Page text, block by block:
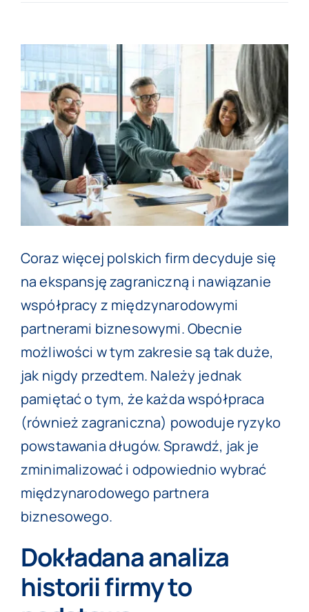
View
Larger
Image
Coraz więcej polskich firm decyduje się
na ekspansję zagraniczną i nawiązanie
współpracy z międzynarodowymi
partnerami biznesowymi. Obecnie
możliwości w tym zakresie są tak duże,
jak nigdy przedtem. Należy jednak
pamiętać o tym, że każda współpraca
(również zagraniczna) powoduje ryzyko
powstawania długów. Sprawdź, jak je
zminimalizować i odpowiednio wybrać
międzynarodowego partnera
biznesowego.
Dokładana analiza
historii firmy to